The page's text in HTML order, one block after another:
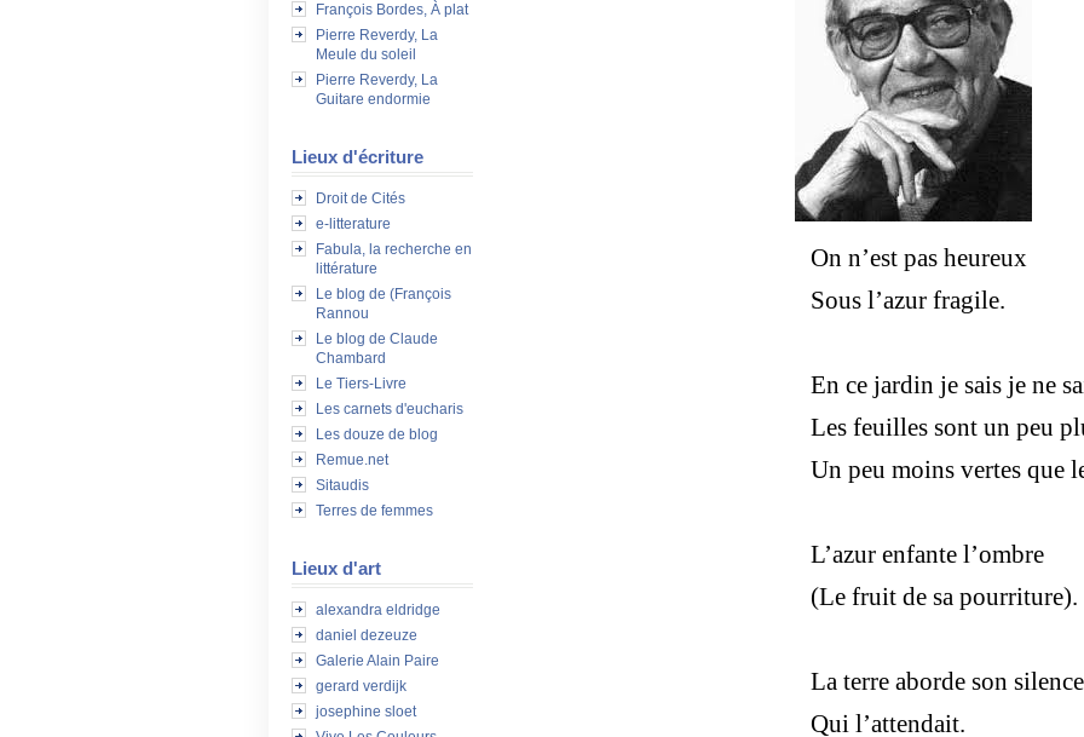
François Bordes, À plat
Pierre Reverdy, La
Meule du soleil
Pierre Reverdy, La
Guitare endormie
Lieux d'écriture
Droit de Cités
e-litterature
Fabula, la recherche en
littérature
Le blog de (François
Rannou
Le blog de Claude
Chambard
Le Tiers-Livre
Les carnets d'eucharis
Les douze de blog
Remue.net
Sitaudis
Terres de femmes
Lieux d'art
alexandra eldridge
daniel dezeuze
Galerie Alain Paire
gerard verdijk
josephine sloet
On n’est pas heureux
Sous l’azur fragile.
En ce jardin je sais je ne
Les feuilles sont un peu
Un peu moins vertes que
L’azur enfante l’ombre
(Le fruit de sa pourriture).
La terre aborde son silence
Qui l’attendait.